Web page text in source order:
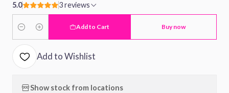
5.0 3 reviews
Quantity
Add to Cart Buy now
Add to Wishlist
Show stock from locations